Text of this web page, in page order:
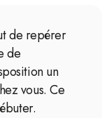
de repérer
de
un
vous. Ce